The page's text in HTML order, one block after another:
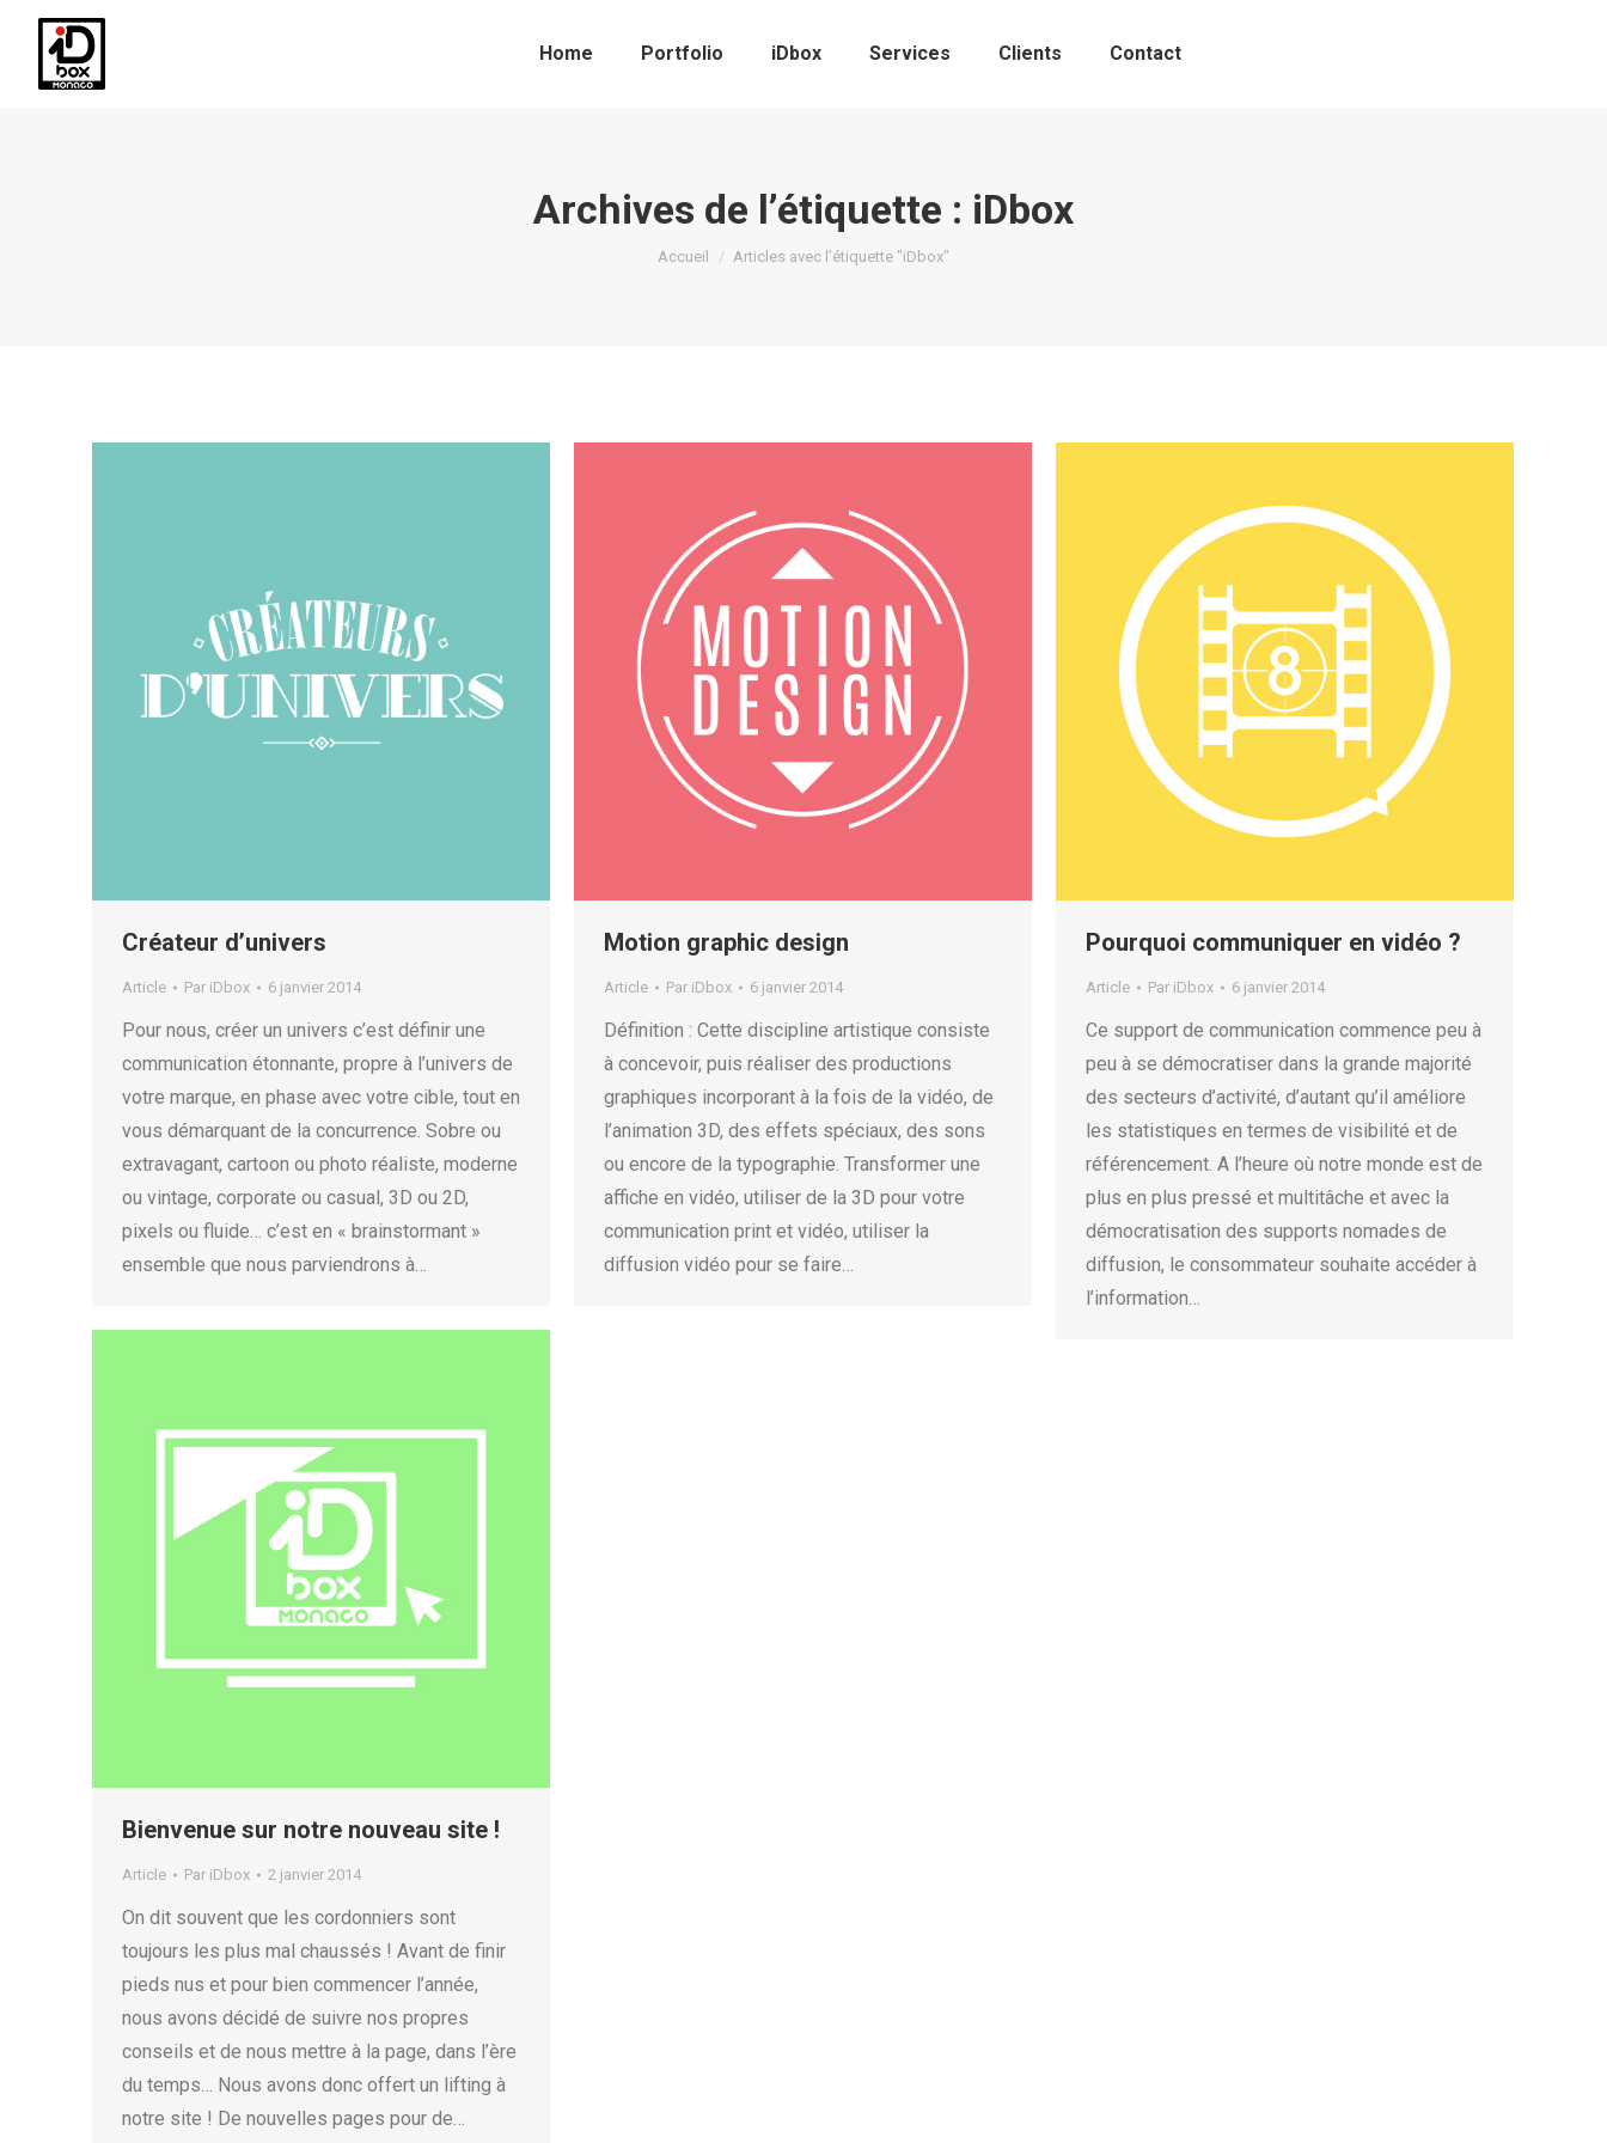
Home Portfolio iDbox Services Clients Contact
Archives de l’étiquette : iDbox
Vous êtes ici :
Accueil Articles avec l’étiquette "iDbox"
Créateur d’univers
Article Par iDbox 6 janvier 2014
Pour nous, créer un univers c’est définir une
communication étonnante, propre à l’univers de
votre marque, en phase avec votre cible, tout en
vous démarquant de la concurrence. Sobre ou
extravagant, cartoon ou photo réaliste, moderne
ou vintage, corporate ou casual, 3D ou 2D,
pixels ou fluide… c’est en « brainstormant »
ensemble que nous parviendrons à…
Motion graphic design
Article Par iDbox 6 janvier 2014
Définition : Cette discipline artistique consiste
à concevoir, puis réaliser des productions
graphiques incorporant à la fois de la vidéo, de
l’animation 3D, des effets spéciaux, des sons
ou encore de la typographie. Transformer une
affiche en vidéo, utiliser de la 3D pour votre
communication print et vidéo, utiliser la
diffusion vidéo pour se faire…
Pourquoi communiquer en vidéo ?
Article Par iDbox 6 janvier 2014
Ce support de communication commence peu à
peu à se démocratiser dans la grande majorité
des secteurs d’activité, d’autant qu’il améliore
les statistiques en termes de visibilité et de
référencement. A l’heure où notre monde est de
plus en plus pressé et multitâche et avec la
démocratisation des supports nomades de
diffusion, le consommateur souhaite accéder à
l’information…
Bienvenue sur notre nouveau site !
Article Par iDbox 2 janvier 2014
On dit souvent que les cordonniers sont
toujours les plus mal chaussés ! Avant de finir
pieds nus et pour bien commencer l’année,
nous avons décidé de suivre nos propres
conseils et de nous mettre à la page, dans l’ère
du temps… Nous avons donc offert un lifting à
notre site ! De nouvelles pages pour de…